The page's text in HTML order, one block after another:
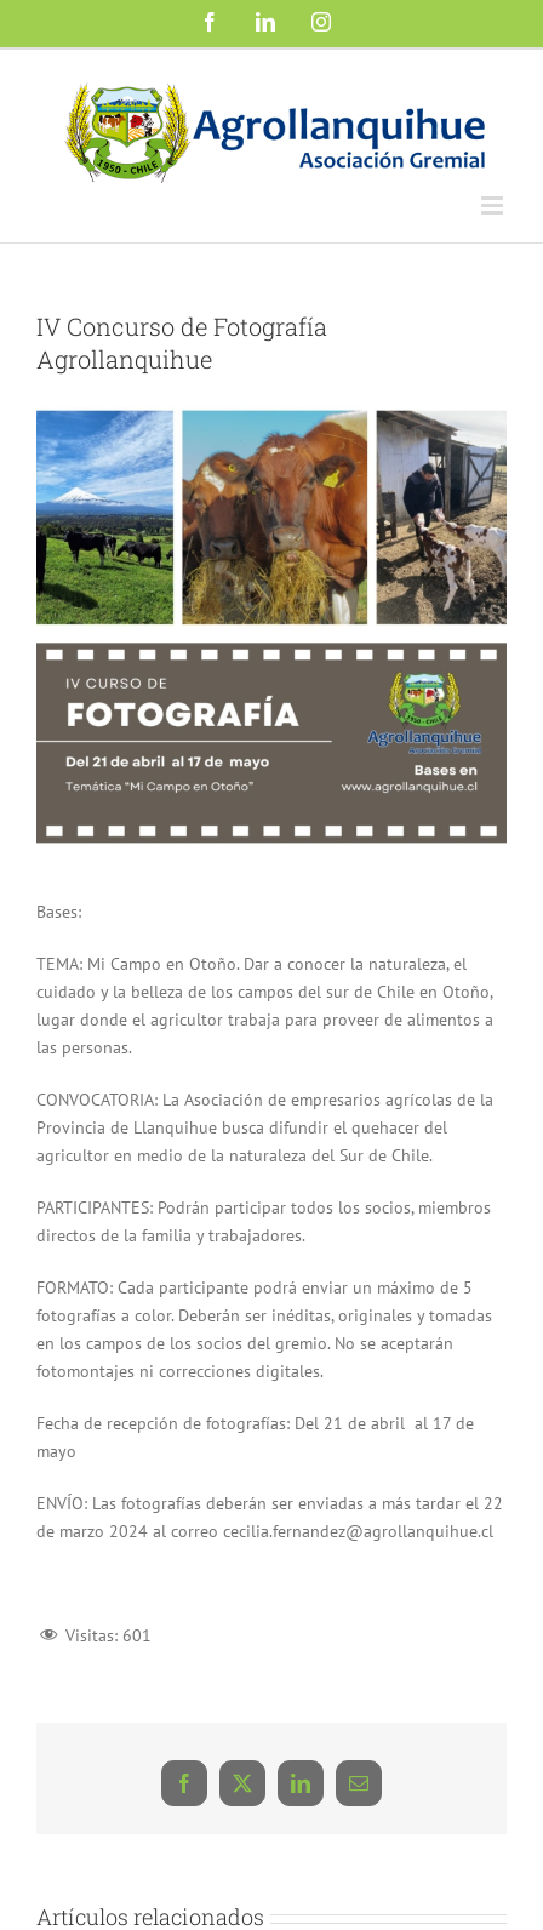
FacebookLinkedInInstagram
IV Concurso de Fotografía
Agrollanquihue
imagen
más
grande
Bases:
TEMA: Mi Campo en Otoño. Dar a conocer la naturaleza, el
cuidado y la belleza de los campos del sur de Chile en Otoño,
lugar donde el agricultor trabaja para proveer de alimentos a
las personas.
CONVOCATORIA: La Asociación de empresarios agrícolas de la
Provincia de Llanquihue busca difundir el quehacer del
agricultor en medio de la naturaleza del Sur de Chile.
PARTICIPANTES: Podrán participar todos los socios, miembros
directos de la familia y trabajadores.
FORMATO: Cada participante podrá enviar un máximo de 5
fotografías a color. Deberán ser inéditas, originales y tomadas
en los campos de los socios del gremio. No se aceptarán
fotomontajes ni correcciones digitales.
Fecha de recepción de fotografías: Del 21 de abril al 17 de
mayo
ENVÍO: Las fotografías deberán ser enviadas a más tardar el 22
de marzo 2024 al correo cecilia.fernandez@agrollanquihue.cl
Visitas: 601
Facebook
X LinkedInCorreo
electrónico
Artículos relacionados